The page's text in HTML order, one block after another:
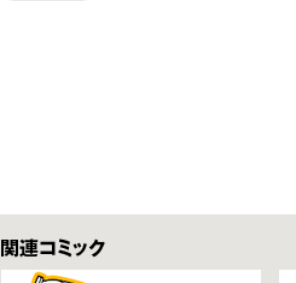
関連コミックス